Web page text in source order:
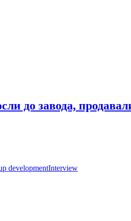
до завода,
developmentInterview